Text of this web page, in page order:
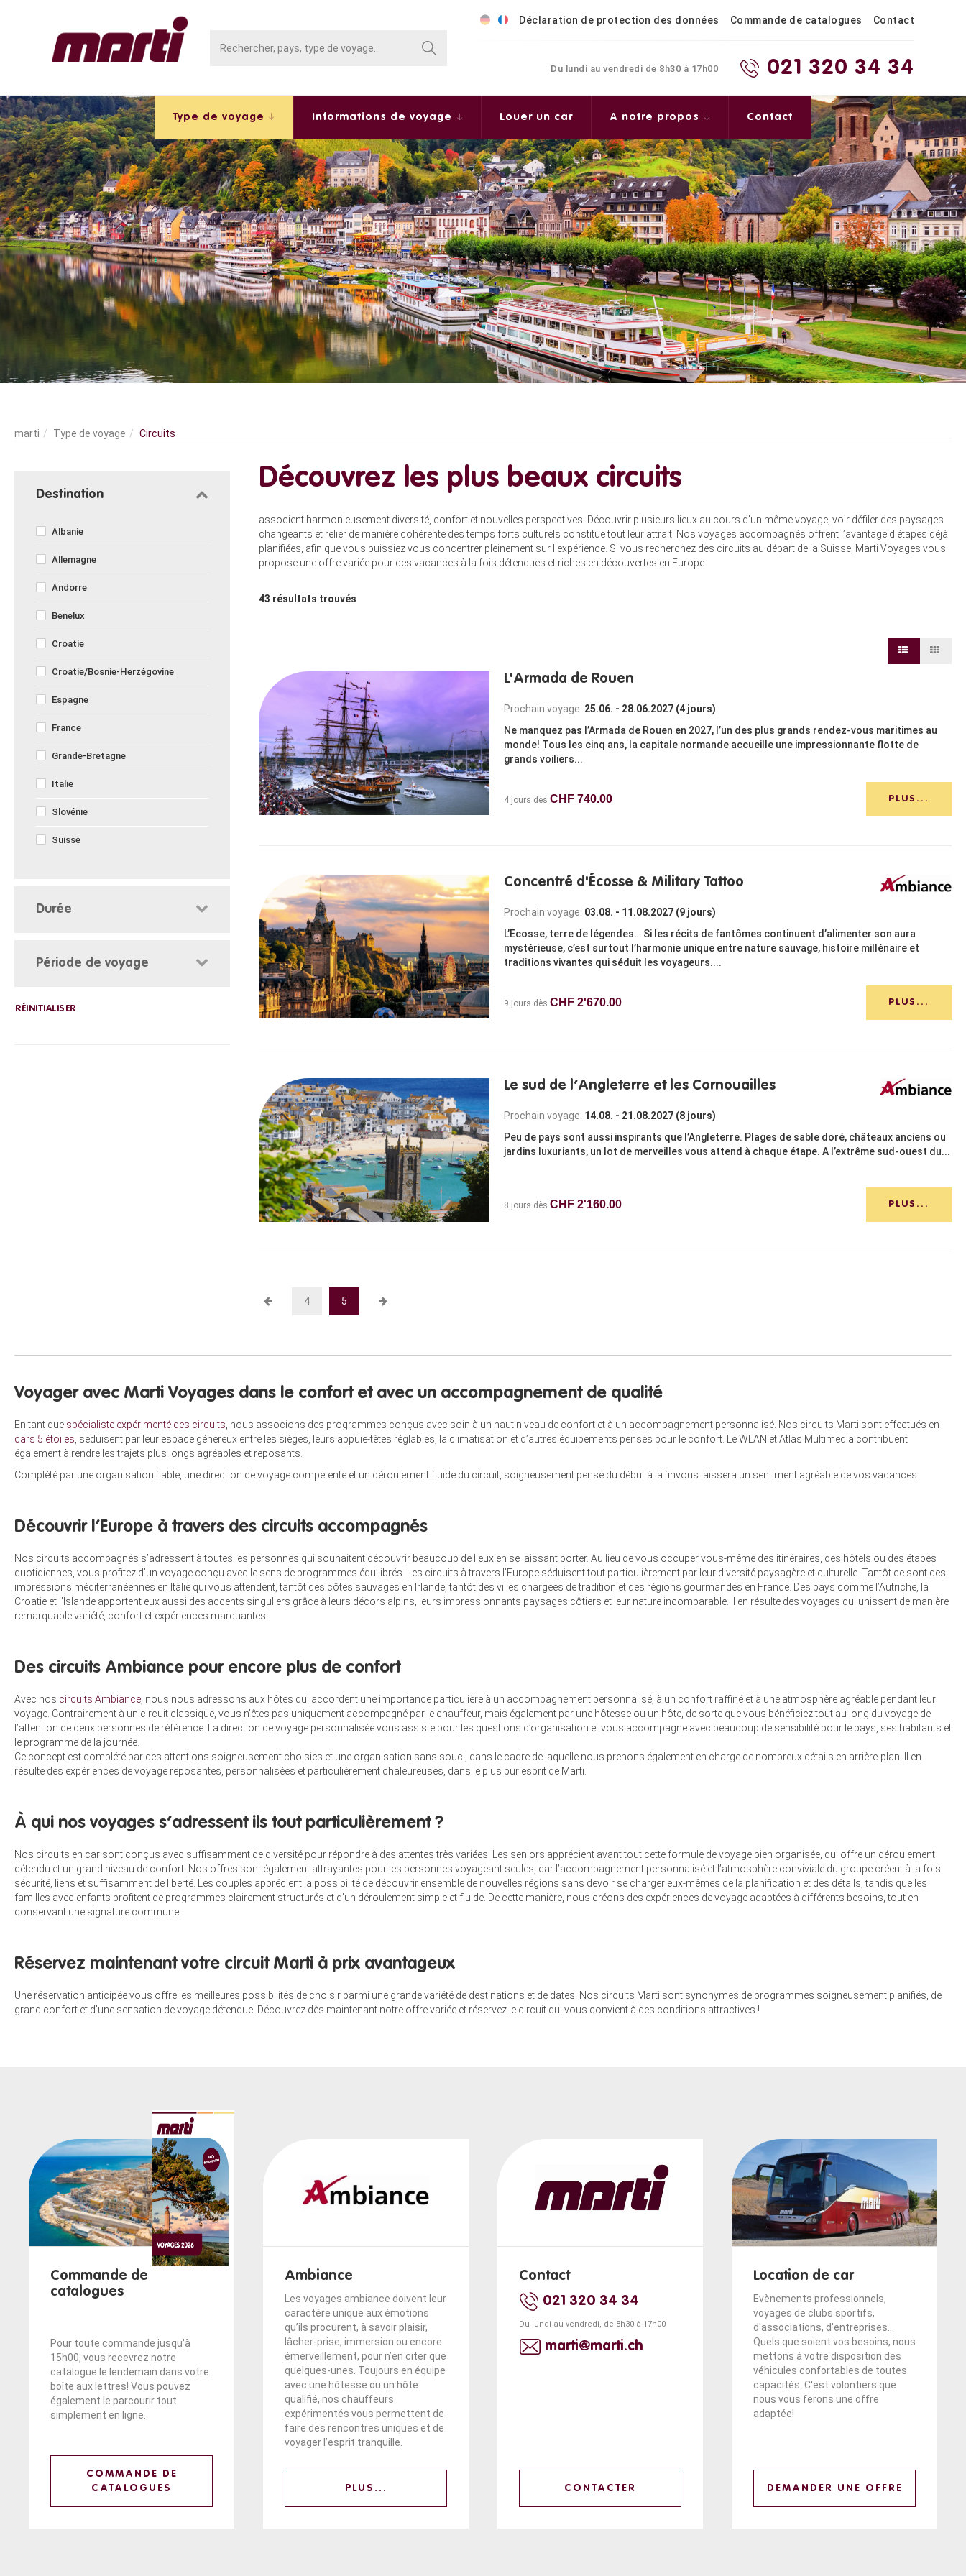
Déclaration de protection des données Commande de catalogues Contact
Du lundi au vendredi de 8h30 à 17h00 021 320 34 34
Type de voyage Informations de voyage Louer un car A notre propos Contact
Type de voyage Circuits
Destination
Albanie
Allemagne
Andorre
Benelux
Croatie
Croatie/Bosnie-Herzégovine
Espagne
France
Grande-Bretagne
Italie
Slovénie
Suisse
Durée
Période de voyage
Découvrez les plus beaux circuits
associent harmonieusement diversité, confort et nouvelles perspectives. Découvrir plusieurs lieux au cours d’un même voyage, voir défiler des paysages
changeants et relier de manière cohérente des temps forts culturels constitue tout leur attrait. Nos voyages accompagnés offrent l’avantage d'étapes déjà
planifiées, afin que vous puissiez vous concentrer pleinement sur l’expérience. Si vous recherchez des circuits au départ de la Suisse, Marti Voyages vous
propose une offre variée pour des vacances à la fois détendues et riches en découvertes en Europe.
43 résultats trouvés
L'Armada de Rouen
Prochain voyage: 25.06. - 28.06.2027 (4 jours)
Ne manquez pas l’Armada de Rouen en 2027, l’un des plus grands rendez-vous maritimes au
monde! Tous les cinq ans, la capitale normande accueille une impressionnante flotte de
grands voiliers...
4 jours dèsCHF 740.00 PLUS...
Concentré d'Écosse & Military Tattoo
Prochain voyage: 03.08. - 11.08.2027 (9 jours)
L’Ecosse, terre de légendes… Si les récits de fantômes continuent d’alimenter son aura
mystérieuse, c’est surtout l’harmonie unique entre nature sauvage, histoire millénaire et
traditions vivantes qui séduit les voyageurs....
9 jours dèsCHF 2'670.00 PLUS...
Le sud de l’Angleterre et les Cornouailles
Prochain voyage: 14.08. - 21.08.2027 (8 jours)
Peu de pays sont aussi inspirants que l’Angleterre. Plages de sable doré, châteaux anciens ou
jardins luxuriants, un lot de merveilles vous attend à chaque étape. A l’extrême sud-ouest du...
8 jours dèsCHF 2'160.00 PLUS...
4 5
Voyager avec Marti Voyages dans le confort et avec un accompagnement de qualité
En tant que spécialiste expérimenté des circuits , nous associons des programmes conçus avec soin à un haut niveau de confort et à un accompagnement personnalisé. Nos circuits Marti sont effectués en
cars 5 étoiles , séduisent par leur espace généreux entre les sièges, leurs appuie-têtes réglables, la climatisation et d’autres équipements pensés pour le confort. Le WLAN et Atlas Multimedia contribuent
également à rendre les trajets plus longs agréables et reposants.
Complété par une organisation fiable, une direction de voyage compétente et un déroulement fluide du circuit, soigneusement pensé du début à la finvous laissera un sentiment agréable de vos vacances.
Découvrir l’Europe à travers des circuits accompagnés
Nos circuits accompagnés s’adressent à toutes les personnes qui souhaitent découvrir beaucoup de lieux en se laissant porter. Au lieu de vous occuper vous-même des itinéraires, des hôtels ou des étapes
quotidiennes, vous profitez d’un voyage conçu avec le sens de programmes équilibrés. Les circuits à travers l’Europe séduisent tout particulièrement par leur diversité paysagère et culturelle. Tantôt ce sont des
impressions méditerranéennes en Italie qui vous attendent, tantôt des côtes sauvages en Irlande, tantôt des villes chargées de tradition et des régions gourmandes en France. Des pays comme l’Autriche, la
Croatie et l’Islande apportent eux aussi des accents singuliers grâce à leurs décors alpins, leurs impressionnants paysages côtiers et leur nature incomparable. Il en résulte des voyages qui unissent de manière
remarquable variété, confort et expériences marquantes.
Des circuits Ambiance pour encore plus de confort
Avec nos circuits Ambiance , nous nous adressons aux hôtes qui accordent une importance particulière à un accompagnement personnalisé, à un confort raffiné et à une atmosphère agréable pendant leur
voyage. Contrairement à un circuit classique, vous n’êtes pas uniquement accompagné par le chauffeur, mais également par une hôtesse ou un hôte, de sorte que vous bénéficiez tout au long du voyage de
l’attention de deux personnes de référence. La direction de voyage personnalisée vous assiste pour les questions d’organisation et vous accompagne avec beaucoup de sensibilité pour le pays, ses habitants et
le programme de la journée.
Ce concept est complété par des attentions soigneusement choisies et une organisation sans souci, dans le cadre de laquelle nous prenons également en charge de nombreux détails en arrière-plan. Il en
résulte des expériences de voyage reposantes, personnalisées et particulièrement chaleureuses, dans le plus pur esprit de Marti.
À qui nos voyages s’adressent ils tout particulièrement ?
Nos circuits en car sont conçus avec suffisamment de diversité pour répondre à des attentes très variées. Les seniors apprécient avant tout cette formule de voyage bien organisée, qui offre un déroulement
détendu et un grand niveau de confort. Nos offres sont également attrayantes pour les personnes voyageant seules, car l’accompagnement personnalisé et l’atmosphère conviviale du groupe créent à la fois
sécurité, liens et suffisamment de liberté. Les couples apprécient la possibilité de découvrir ensemble de nouvelles régions sans devoir se charger eux-mêmes de la planification et des détails, tandis que les
familles avec enfants profitent de programmes clairement structurés et d’un déroulement simple et fluide. De cette manière, nous créons des expériences de voyage adaptées à différents besoins, tout en
conservant une signature commune.
Réservez maintenant votre circuit Marti à prix avantageux
Une réservation anticipée vous offre les meilleures possibilités de choisir parmi une grande variété de destinations et de dates. Nos circuits Marti sont synonymes de programmes soigneusement planifiés, de
grand confort et d’une sensation de voyage détendue. Découvrez dès maintenant notre offre variée et réservez le circuit qui vous convient à des conditions attractives !
Commande de
catalogues
Pour toute commande jusqu'à
15h00, vous recevrez notre
catalogue le lendemain dans votre
boîte aux lettres! Vous pouvez
également le parcourir tout
simplement en ligne.
COMMANDE DE
CATALOGUES
Ambiance
Les voyages ambiance doivent leur
caractère unique aux émotions
qu’ils procurent, à savoir plaisir,
lâcher-prise, immersion ou encore
émerveillement, pour n’en citer que
quelques-unes. Toujours en équipe
avec une hôtesse ou un hôte
qualifié, nos chauffeurs
expérimentés vous permettent de
faire des rencontres uniques et de
voyager l’esprit tranquille.
PLUS...
Contact
021 320 34 34
Du lundi au vendredi, de 8h30 à 17h00
marti@marti.ch
CONTACTER
Location de car
Evènements professionnels,
voyages de clubs sportifs,
d'associations, d'entreprises...
Quels que soient vos besoins, nous
mettons à votre disposition des
véhicules confortables de toutes
capacités. C'est volontiers que
nous vous ferons une offre
adaptée!
DEMANDER UNE OFFRE